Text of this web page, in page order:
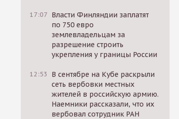
17:07 Власти Финляндии заплатят
по 750 евро
землевладельцам за
разрешение строить
укрепления у границы России
12:53
В сентябре на Кубе раскрыли
сеть вербовки местных
жителей в российскую армию.
Наемники рассказали, что их
вербовал сотрудник РАН